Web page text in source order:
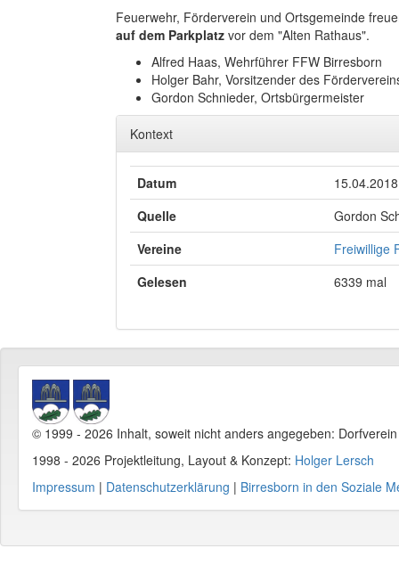
Feuerwehr, Förderverein und Ortsgemeinde
auf dem Parkplatz vor dem "Alten Rathaus".
Alfred Haas, Wehrführer FFW Birresborn
Holger Bahr, Vorsitzender des
Gordon Schnieder, Ortsbürgermeister
Kontext
Datum
15.04.2018
Quelle
Gordon
Vereine
Freiwillige
Gelesen
6339 mal
© 1999 - 2026 Inhalt, soweit nicht anders angegeben:
1998 - 2026 Projektleitung, Layout & Konzept: Holger Lersch
Impressum | Datenschutzerklärung | Birresborn in den Soziale